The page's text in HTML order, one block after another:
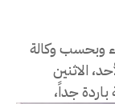
وبحسب وكالة
الاثنين